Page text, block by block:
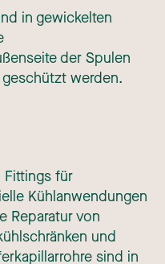
in gewickelten
der Spulen
werden.
Fittings für
Kühlanwendungen
Reparatur von
und
sind in